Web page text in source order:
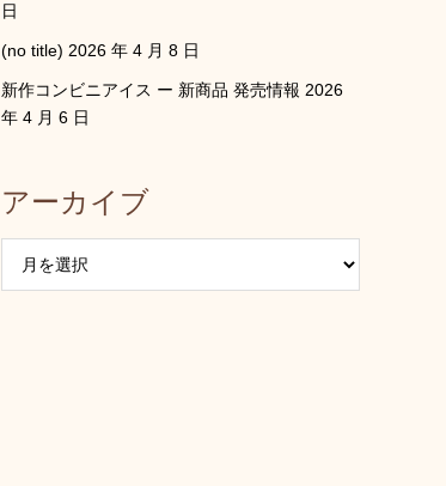
日
(no title) 2026 年 4 月 8 日
新作コンビニアイス ー 新商品 発売情報 2026
年 4 月 6 日
アーカイブ